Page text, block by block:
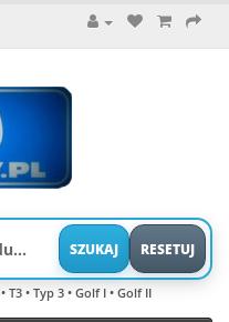
SZUKAJ RESETUJ
T3 • Typ 3 • Golf I • Golf II